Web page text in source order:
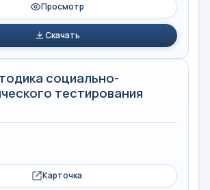
Просмотр
Скачать
социально-
тестирования
Карточка